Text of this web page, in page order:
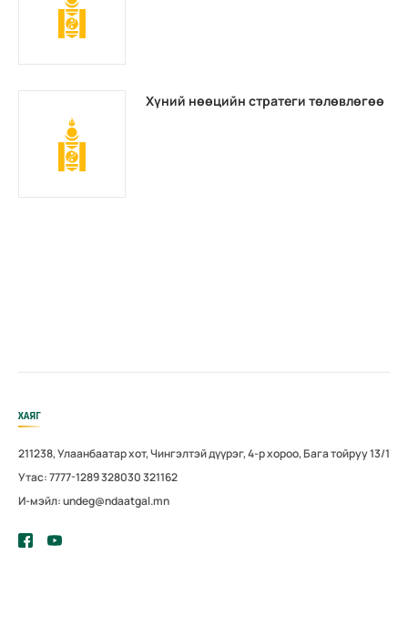
Хүний нөөцийн стратеги төлөвлөгөө
ХАЯГ
211238, Улаанбаатар хот, Чингэлтэй дүүрэг, 4-р хороо, Бага тойруу 13/1
Утас: 7777-1289 328030 321162
И-мэйл: undeg@ndaatgal.mn